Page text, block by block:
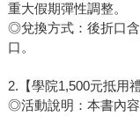
重大假期彈性調整。
◎兌換方式：後折口
口。
2.【學院1,500元抵用
◎活動說明：本書內